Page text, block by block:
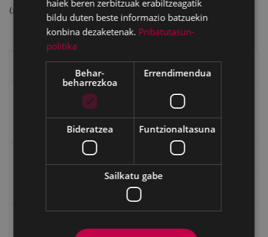
(25312857 bytes)
"Eibar" rebista sarean
Goi Argi aldizkaria
haiek beren zerbitzuak erabiltzeagatik
bildu duten beste informazio batzuekin
konbina dezaketenak. Pribatutasun-
politika
Behar-
beharrezkoa
Errendimendua
Bideratzea Funtzionaltasuna
Sailkatu gabe